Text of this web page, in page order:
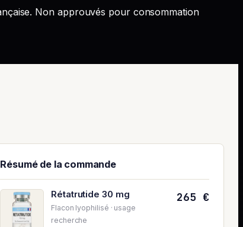
Non approuvés pour consommation
Résumé de la commande
Rétatrutide 30 mg
Flacon lyophilisé · usage
recherche
265 €